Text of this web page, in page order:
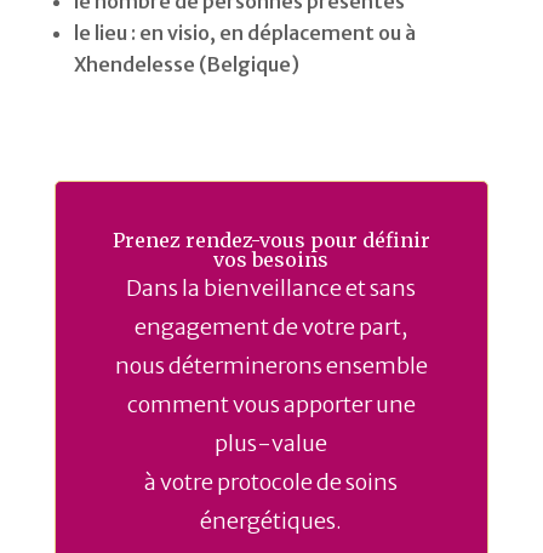
le lieu : en visio, en déplacement ou à
Xhendelesse (Belgique)
Prenez rendez-vous pour définir
vos besoins
Dans la bienveillance et sans
engagement de votre part,
nous déterminerons ensemble
comment vous apporter une
plus-value
à votre protocole de soins
énergétiques.